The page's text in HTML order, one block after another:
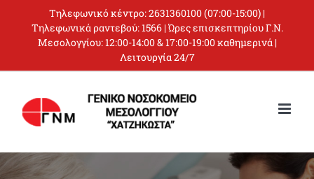
content
Τηλεφωνικό κέντρο:2631360100(07:00-15:00) |
Τηλεφωνικά ραντεβού:1566| Ώρες επισκεπτηρίου Γ.Ν.
Μεσολογγίου: 12:00-14:00 & 17:00-19:00 καθημερινά |
Λειτουργία 24/7